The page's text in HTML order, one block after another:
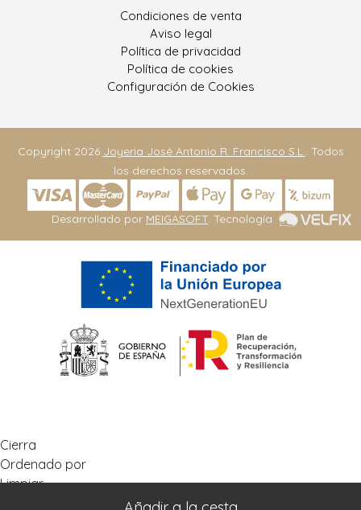
Condiciones de venta
Aviso legal
Política de privacidad
Política de cookies
Configuración de Cookies
Copyright 2026 Joyeria José Antonio R. Francisco S.L.. Todos
los derechos reservados.
Desarrollado por MEIGASOFT . Tecnología
Cierra
Ordenado por
Limpiar